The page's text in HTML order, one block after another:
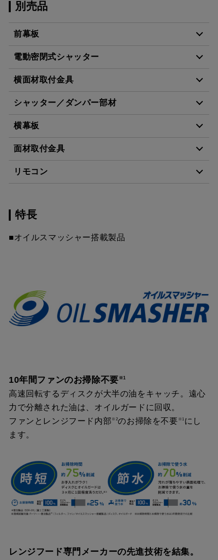
別売品
前幕板
MKP-7665 TBK ¥22,440（税抜価格 ￥
MKP-9665 TBK ¥24,970（税抜価格 ￥
MKP-7565 W ¥14,630（税抜価格 ￥
MKP-7565 TBK ¥22,440（税抜価格 ￥
MKP-7565 SI ¥18,260（税抜価格 ￥
MKP-7465 TBK ¥22,440（税抜価格 ￥
スクロールできます
電動密閉式シャッター
HDS-150 ¥19,690（税抜価格 ￥
スクロールできます
横面材取付金具
YMP-MTKU-350 W ¥14,960（税抜価格 ￥
YMP-MTKU-350 SI ¥17,820（税抜価格 ￥
YMP-MTKU-350
BK
¥14,960（税抜価格 ￥
スクロールできます
シャッター／ダンパー部材
SRS-100V ¥4,180（税抜価格 ￥
横幕板
YMKP465-C350 W ¥7,810（税抜価格 ￥
YMKP465-C350
YMKP565-C350
TBK
¥12,980（税抜価格 ￥
YMKP665-C350
TBK
¥12,980（税抜価格 ￥
面材取付金具
MP-MTKU-75 W
MP-MTKU-75 SI ¥9,900（税抜価格 ￥
MP-MTKU-90 W ¥8,470（税抜価格 ￥
MP-MTKU-90 SI ¥11,220（税抜価格 ￥
リモコン
RMC-06
RMC-08 ¥7,480（税抜価格 ￥
特長
■オイルスマッシャー搭載製品
10年間ファンのお掃除不要 ※1
高速回転するディスクが大半の油をキャッチ。遠心
力で分離された油は、オイルガードに回収。
ファンとレンジフード内部 ※2のお掃除を不要 ※1 にし
ます。
レンジフード専門メーカーの先進技術を結集。